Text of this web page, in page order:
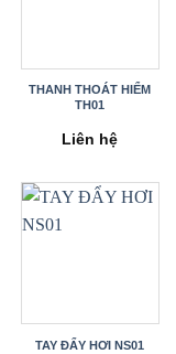
THANH THOÁT HIỂM
TH01
Liên hệ
TAY ĐẨY HƠI NS01